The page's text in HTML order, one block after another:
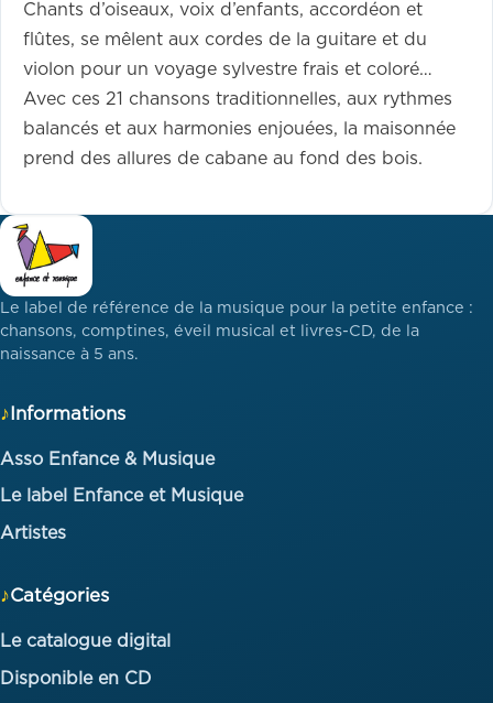
Chants d’oiseaux, voix d’enfants, accordéon et
flûtes, se mêlent aux cordes de la guitare et du
violon pour un voyage sylvestre frais et coloré…
Avec ces 21 chansons traditionnelles, aux rythmes
balancés et aux harmonies enjouées, la maisonnée
prend des allures de cabane au fond des bois.
Le label de référence de la musique pour la petite enfance :
chansons, comptines, éveil musical et livres-CD, de la
naissance à 5 ans.
Informations
Asso Enfance & Musique
Le label Enfance et Musique
Artistes
Catégories
Le catalogue digital
Disponible en CD